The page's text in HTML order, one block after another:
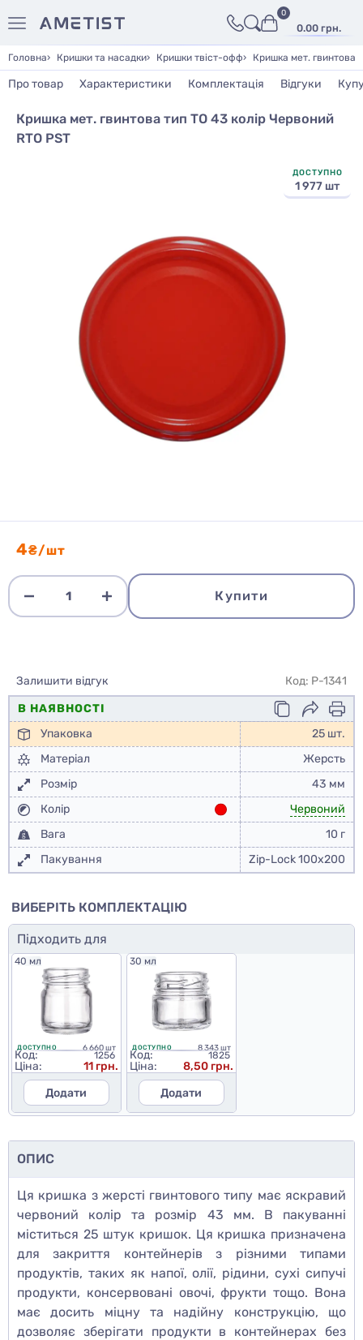
0.00 грн.
0
Головна Кришки та насадки Кришки твіст-офф Кришка мет. гвинтова
Про товар Характеристики Комплектація Відгуки
Кришка мет. гвинтова тип ТО 43 колір Червоний
RTO PST
ДОСТУПНО
1 977 шт
4₴/шт
Купити
Залишити відгук
Код: P-1341
В НАЯВНОСТІ
Упаковка
25 шт.
Матеріал
Жерсть
Розмір
43 мм
Колір
Червоний
Вага
10 г
Пакування
Zip-Lock 100x200
ВИБЕРІТЬ КОМПЛЕКТАЦІЮ
Підходить для
40 мл
ДОСТУПНО 6 660 шт
Код: 1256
Ціна:
11 грн.
Додати
30 мл
ДОСТУПНО 8 343 шт
Код: 1825
Ціна:
8,50 грн.
Додати
ОПИС
Ця кришка з жерсті гвинтового типу має яскравий
червоний колір та розмір 43 мм. В пакуванні
міститься 25 штук кришок. Ця кришка призначена
для закриття контейнерів з різними типами
продуктів, таких як напої, олії, рідини, сухі сипучі
продукти, консервовані овочі, фрукти тощо. Вона
має досить міцну та надійну конструкцію, що
дозволяє зберігати продукти в контейнерах без